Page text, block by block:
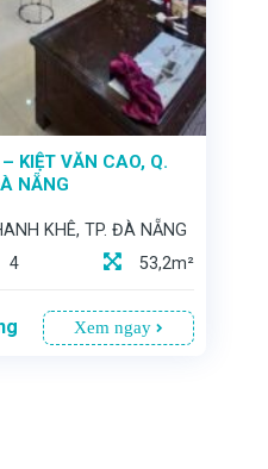
KIỆT VĂN CAO, Q.
NẴNG
KHÊ, TP. ĐÀ NẴNG
4 53,2m²
Xem ngay